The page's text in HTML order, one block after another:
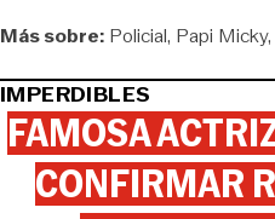
Más sobre: Policial Papi Micky
IMPERDIBLES
FAMOSA
CONFIRMAR